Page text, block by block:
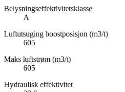
Belysningseffektivitetsklasse
A
Luftutsuging boostposisjon (m3/t)
605
Maks luftstrøm (m3/t)
605
Hydraulisk effektivitet